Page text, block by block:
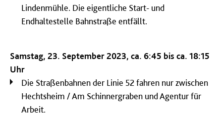
Lindenmühle. Die eigentliche Start- und
Endhaltestelle Bahnstraße entfällt.
Samstag, 23. September 2023, ca. 6:45 bis ca. 18:15
Uhr
Die Straßenbahnen der Linie 52 fahren nur zwischen
Hechtsheim / Am Schinnergraben und Agentur für
Arbeit.